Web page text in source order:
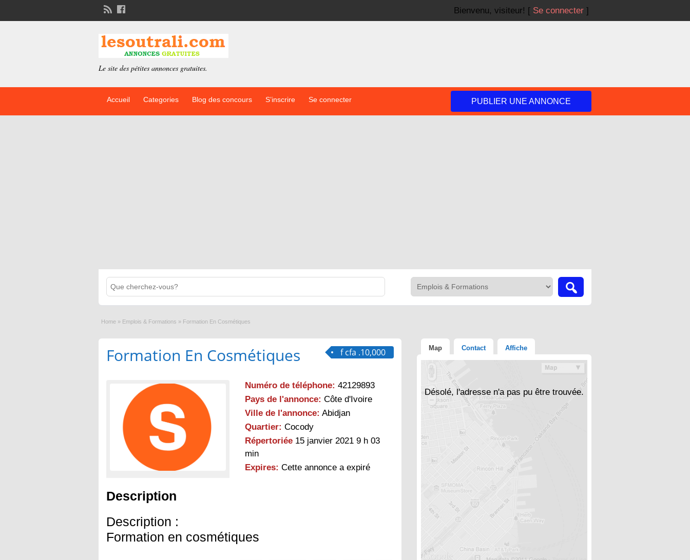
Bienvenu, visiteur! [ Se connecter ]
Le site des pétites annonces gratuites.
Accueil Categories Blog des concours S’inscrire Se connecter PUBLIER UNE ANNONCE
Home » Emplois & Formations » Formation En Cosmétiques
f cfa .10,000
Formation En Cosmétiques
Numéro de téléphone: 42129893
Pays de l'annonce: Côte d'Ivoire
Ville de l'annonce: Abidjan
Quartier: Cocody
Répertoriée 15 janvier 2021 9 h 03
min
Expires: Cette annonce a expiré
Description
Description :
Formation en cosmétiques
Map Contact Affiche
Désolé, l'adresse n'a pas pu être trouvée.